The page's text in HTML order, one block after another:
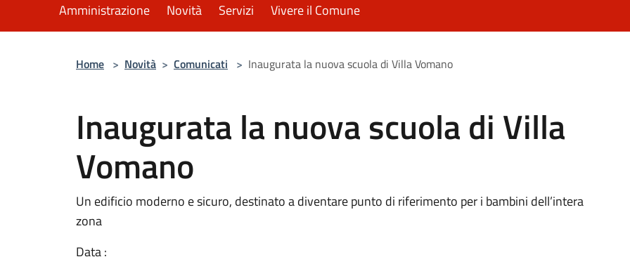
Amministrazione Novità Servizi Vivere il Comune
Home > Novità > Comunicati > Inaugurata la nuova scuola di Villa Vomano
Inaugurata la nuova scuola di Villa
Vomano
Un edificio moderno e sicuro, destinato a diventare punto di riferimento per i bambini dell’intera
zona
Data :